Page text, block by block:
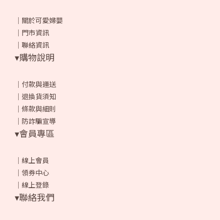
｜ 關於可愛婦嬰
｜ 門市資訊
｜ 聯絡資訊
▾購物說明
｜ 付款與運送
｜ 退換貨須知
｜ 條款與細則
｜ 防詐騙宣導
▾會員專區
｜ 線上會員
｜ 領券中心
｜ 線上登錄
▾聯絡我們